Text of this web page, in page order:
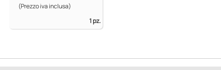
(Prezzo iva inclusa)
1 pz.